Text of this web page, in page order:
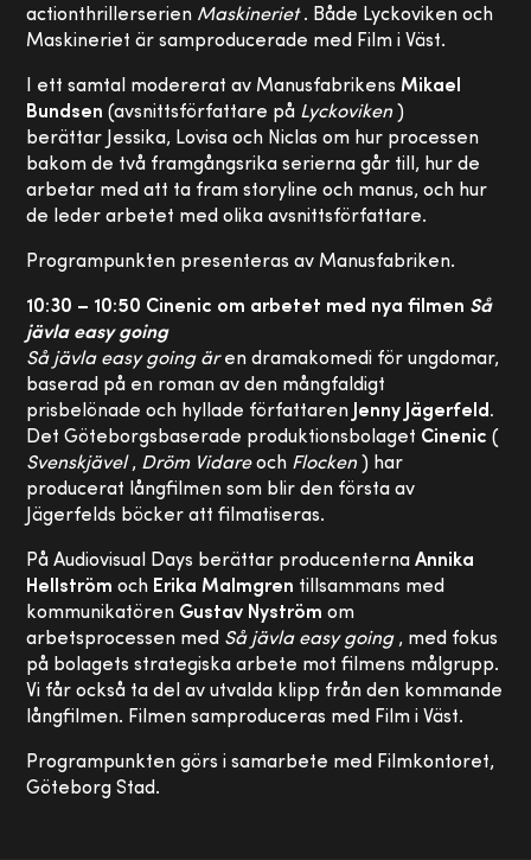
actionthrillerserien Maskineriet. Både Lyckoviken och
Maskineriet är samproducerade med Film i Väst.
I ett samtal modererat av ManusfabrikensMikael
Bundsen (avsnittsförfattare på Lyckoviken )
berättar Jessika, Lovisa och Niclas om hur processen
bakom de två framgångsrika serierna går till, hur de
arbetar med att ta fram storyline och manus, och hur
de leder arbetet med olika avsnittsförfattare.
Programpunkten presenteras av Manusfabriken.
10:30 – 10:50 Cinenic om arbetet med nya filmen Så
jävla easy going
Så jävla easy going ären dramakomedi för ungdomar,
baserad på en roman av den mångfaldigt
prisbelönade och hyllade författaren Jenny Jägerfeld.
Det Göteborgsbaserade produktionsbolaget Cinenic (
Svenskjävel, Dröm Vidareoch Flocken ) har
producerat långfilmen som blir den första av
Jägerfelds böcker att filmatiseras.
På Audiovisual Days berättar producenternaAnnika
Hellström och Erika Malmgren tillsammans med
kommunikatören Gustav Nyström om
arbetsprocessen med Så jävla easy going, med fokus
på bolagets strategiska arbete mot filmens målgrupp.
Vi får också ta del av utvalda klipp från den kommande
långfilmen. Filmen samproduceras med Film i Väst.
Programpunkten görs i samarbete med Filmkontoret,
Göteborg Stad.